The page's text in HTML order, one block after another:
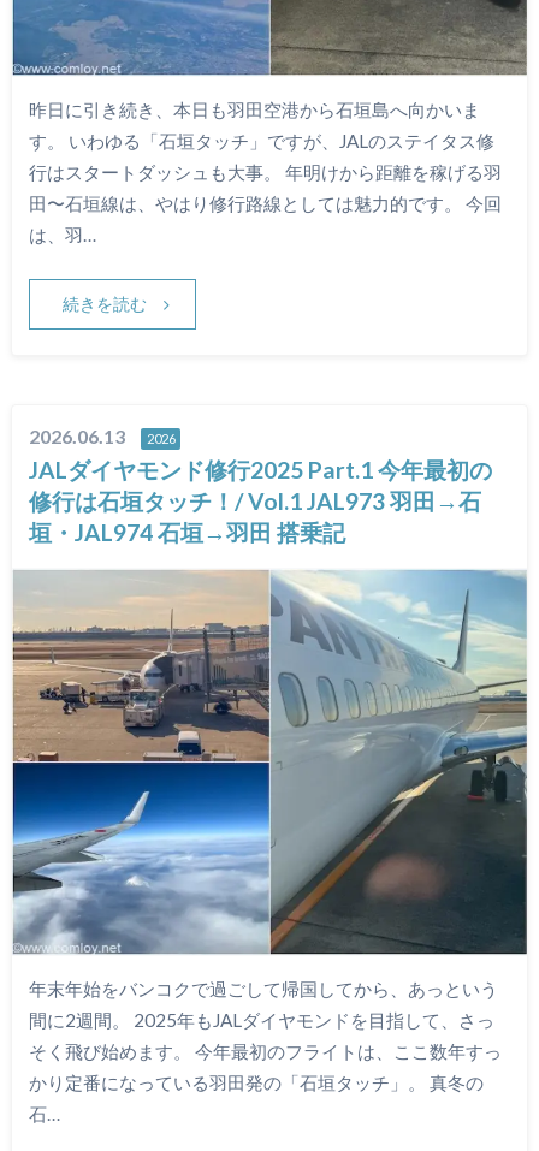
昨日に引き続き、本日も羽田空港から石垣島へ向かいま
す。 いわゆる「石垣タッチ」ですが、JALのステイタス修
行はスタートダッシュも大事。 年明けから距離を稼げる羽
田〜石垣線は、やはり修行路線としては魅力的です。 今回
は、羽…
続きを読む
2026.06.13 2026
JALダイヤモンド修行2025 Part.1 今年最初の
修行は石垣タッチ！/ Vol.1 JAL973 羽田→石
垣・JAL974 石垣→羽田 搭乗記
年末年始をバンコクで過ごして帰国してから、あっという
間に2週間。 2025年もJALダイヤモンドを目指して、さっ
そく飛び始めます。 今年最初のフライトは、ここ数年すっ
かり定番になっている羽田発の「石垣タッチ」。 真冬の
石…